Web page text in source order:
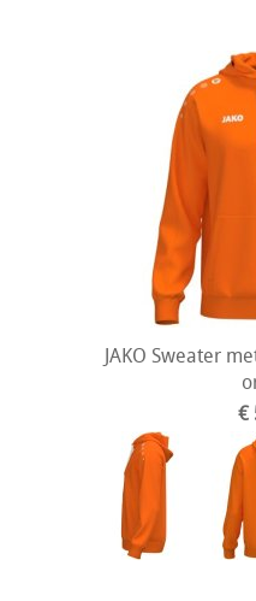
JAKO Sweater
€